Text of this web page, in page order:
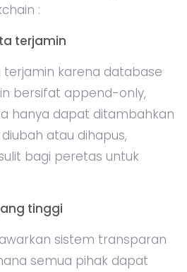
:
terjamin
terjamin karena database
bersifat append-only,
hanya dapat ditambahkan
atau dihapus,
bagi peretas untuk
tinggi
sistem transparan
semua pihak dapat